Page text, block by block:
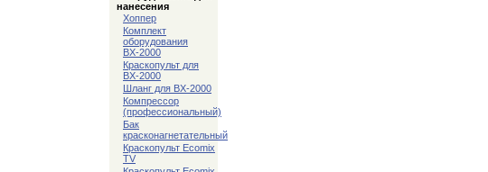
нанесения
Хоппер
Комплект
оборудования
ВХ-2000
Краскопульт для
ВХ-2000
Шланг для ВХ-2000
Компрессор
(профессиональный)
Бак
красконагнетательный
Краскопульт Ecomix
TV